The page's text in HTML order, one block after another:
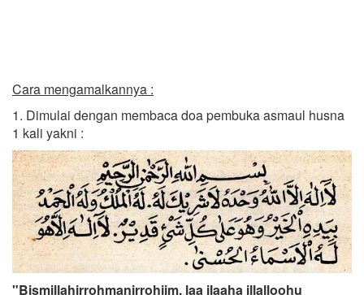
Cara mengamalkannya :
1. Dimulai dengan membaca doa pembuka asmaul husna
1 kali yakni :
"Bismillahirrohmanirrohiim, laa ilaaha illalloohu